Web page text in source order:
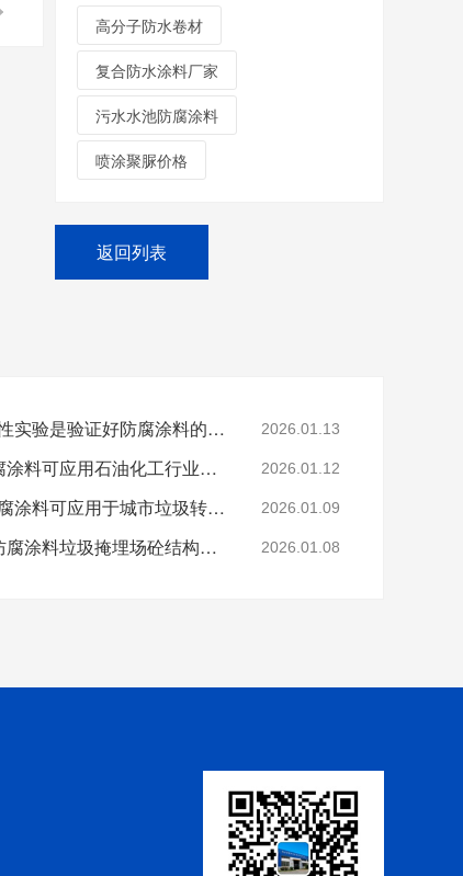
高分子防水卷材
复合防水涂料厂家
污水水池防腐涂料
喷涂聚脲价格
返回列表
科学的老化试验来进行耐久性实验是验证好防腐涂料的途径 2026.01.13
烟台鲁蒙VRA-LM®防水防腐涂料可应用石油化工行业防腐防水 2026.01.12
烟台鲁蒙高分子树脂防水防腐涂料可应用于城市垃圾转运车 2026.01.09
鲁蒙VRA-LM®混凝土结构防腐涂料垃圾掩埋场砼结构防腐 2026.01.08